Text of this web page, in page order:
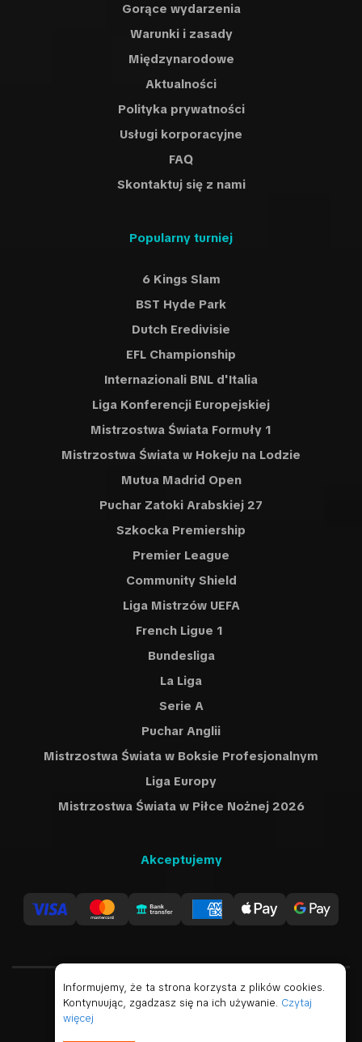
Gorące wydarzenia
Warunki i zasady
Międzynarodowe
Aktualności
Polityka prywatności
Usługi korporacyjne
FAQ
Skontaktuj się z nami
Popularny turniej
6 Kings Slam
BST Hyde Park
Dutch Eredivisie
EFL Championship
Internazionali BNL d'Italia
Liga Konferencji Europejskiej
Mistrzostwa Świata Formuły 1
Mistrzostwa Świata w Hokeju na Lodzie
Mutua Madrid Open
Puchar Zatoki Arabskiej 27
Szkocka Premiership
Premier League
Community Shield
Liga Mistrzów UEFA
French Ligue 1
Bundesliga
La Liga
Serie A
Puchar Anglii
Mistrzostwa Świata w Boksie Profesjonalnym
Liga Europy
Mistrzostwa Świata w Piłce Nożnej 2026
Akceptujemy
Polski USD
Informujemy, że ta strona korzysta z plików cookies.
Kontynuując, zgadzasz się na ich używanie. Czytaj
więcej